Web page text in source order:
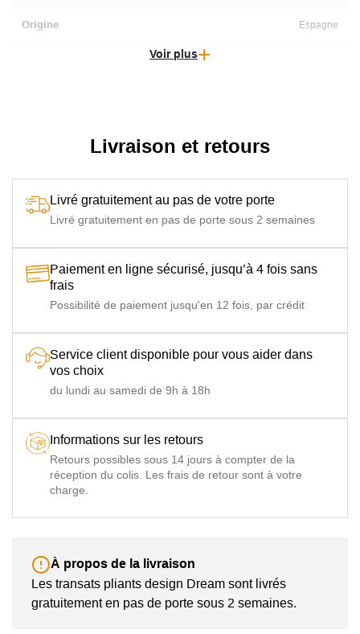
Origine Espagne
Dossier réglable 4 positions, Roues à l'arrière
Voir plus
Livraison et retours
Livré gratuitement au pas de votre porte
Livré gratuitement en pas de porte sous 2 semaines
Paiement en ligne sécurisé, jusqu’à 4 fois sans
frais
Possibilité de paiement jusqu'en 12 fois, par crédit
Service client disponible pour vous aider dans
vos choix
du lundi au samedi de 9h à 18h
Informations sur les retours
Retours possibles sous 14 jours à compter de la
réception du colis. Les frais de retour sont à votre
charge.
À propos de la livraison
Les transats pliants design Dream sont livrés
gratuitement en pas de porte sous 2 semaines.